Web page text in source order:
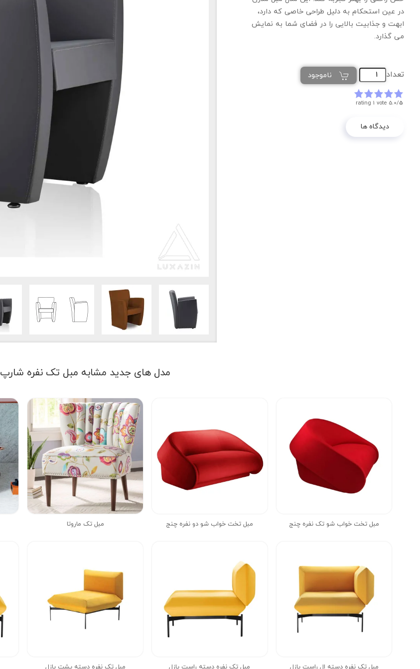
در عین استحکام به دلیل طراحی خاصی که دارد،
ابهت و جذابیت بالایی را در فضای شما به نمایش
می گذارد.
تعداد ناموجود
5.0/5
rating 1 vote
دیدگاه ها
مدل های جدید مشابه مبل تک نفره شارپ
مبل تخت خواب شو تک نفره چنج مبل تخت خواب شو دو نفره چنج مبل تک ماروتا
مبل تک نفره دسته ال راست پازل مبل تک نفره دسته راست پازل مبل تک نفره دسته پشت پازل